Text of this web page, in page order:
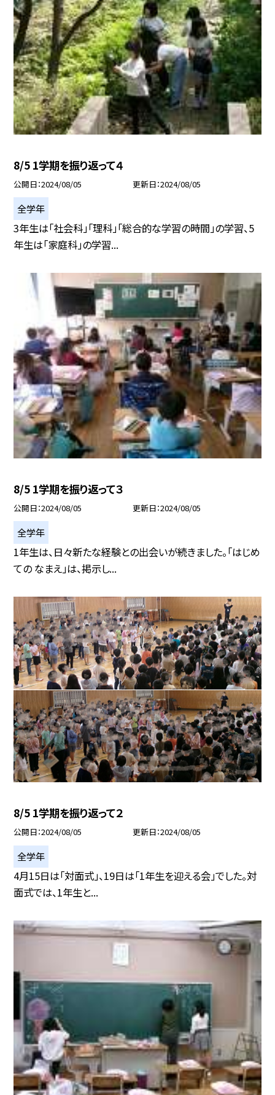
8/5 1学期を振り返って４
公開日 2024/08/05 更新日 2024/08/05
全学年
3年生は「社会科」「理科」「総合的な学習の時間」の学習、5
年生は「家庭科」の学習...
8/5 1学期を振り返って３
公開日 2024/08/05 更新日 2024/08/05
全学年
1年生は、日々新たな経験との出会いが続きました。「はじめ
ての なまえ」は、掲示し...
8/5 1学期を振り返って２
公開日 2024/08/05 更新日 2024/08/05
全学年
4月15日は「対面式」、19日は「1年生を迎える会」でした。対
面式では、1年生と...